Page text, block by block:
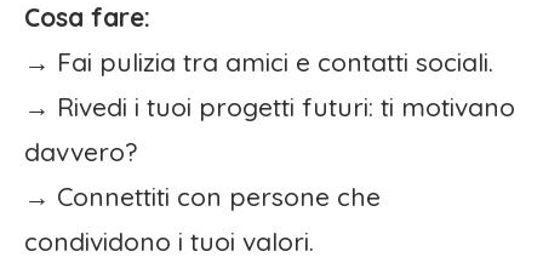
Cosa fare:
→ Fai pulizia tra amici e contatti sociali.
→ Rivedi i tuoi progetti futuri: ti motivano
davvero?
→ Connettiti con persone che
condividono i tuoi valori.